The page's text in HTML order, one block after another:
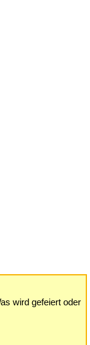
wird gefeiert oder